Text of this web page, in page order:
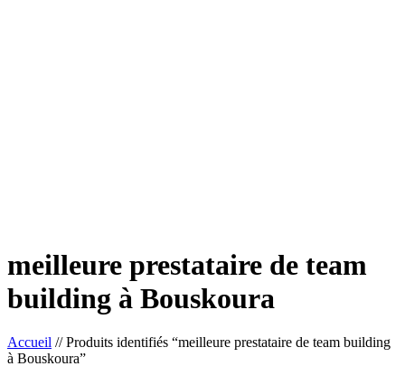
meilleure prestataire de team
building à Bouskoura
Accueil //Produits identifiés “meilleure prestataire de team building
à Bouskoura”